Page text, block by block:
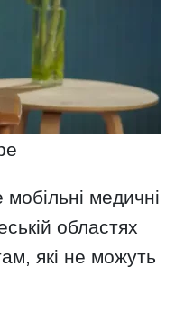
медичні
областях
які не можуть